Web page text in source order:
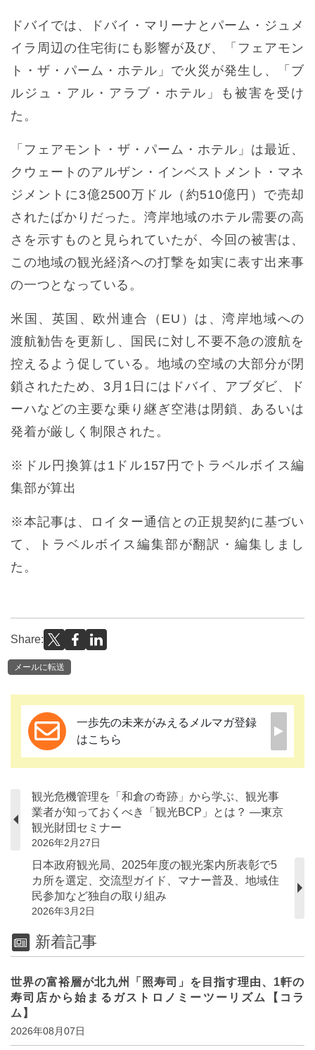
ドバイでは、ドバイ・マリーナとパーム・ジュメ
イラ周辺の住宅街にも影響が及び、「フェアモン
ト・ザ・パーム・ホテル」で火災が発生し、「ブ
ルジュ・アル・アラブ・ホテル」も被害を受け
た。
「フェアモント・ザ・パーム・ホテル」は最近、
クウェートのアルザン・インベストメント・マネ
ジメントに3億2500万ドル（約510億円）で売却
されたばかりだった。湾岸地域のホテル需要の高
さを示すものと見られていたが、今回の被害は、
この地域の観光経済への打撃を如実に表す出来事
の一つとなっている。
米国、英国、欧州連合（EU）は、湾岸地域への
渡航勧告を更新し、国民に対し不要不急の渡航を
控えるよう促している。地域の空域の大部分が閉
鎖されたため、3月1日にはドバイ、アブダビ、ド
ーハなどの主要な乗り継ぎ空港は閉鎖、あるいは
発着が厳しく制限された。
※ドル円換算は1ドル157円でトラベルボイス編
集部が算出
※本記事は、ロイター通信との正規契約に基づい
て、トラベルボイス編集部が翻訳・編集しまし
た。
Share:
メールに転送
一歩先の未来がみえるメルマガ登録
はこちら
観光危機管理を「和倉の奇跡」から学ぶ、観光事
業者が知っておくべき「観光BCP」とは？ ―東京
観光財団セミナー
2026年2月27日
日本政府観光局、2025年度の観光案内所表彰で5
カ所を選定、交流型ガイド、マナー普及、地域住
民参加など独自の取り組み
2026年3月2日
新着記事
世界の富裕層が北九州「照寿司」を目指す理由、1軒の
寿司店から始まるガストロノミーツーリズム【コラ
ム】
2026年08月07日